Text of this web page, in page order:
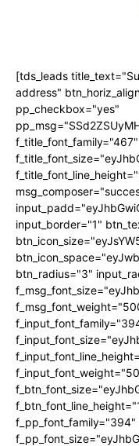
[tds_leads
address"
pp_checkbox="yes"
f_title_font_family="467"
input_border="1"
btn_radius="3"
f_pp_font_family="394"